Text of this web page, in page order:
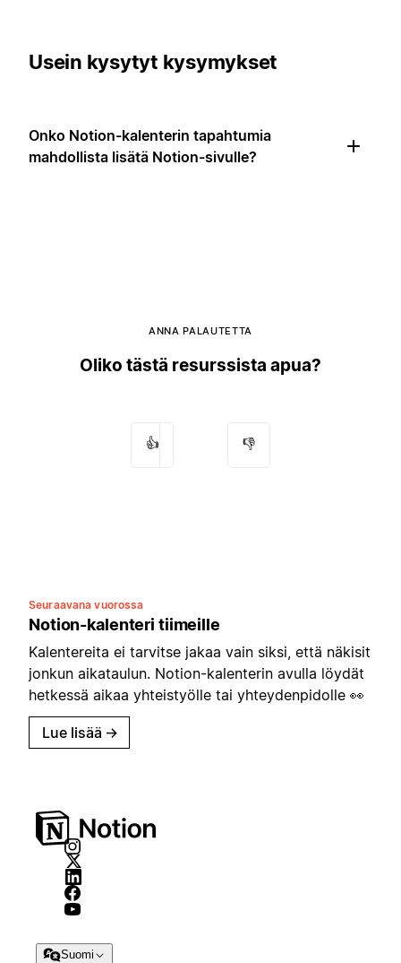
Usein kysytyt kysymykset
Onko Notion-kalenterin tapahtumia
mahdollista lisätä Notion-sivulle?
ANNA PALAUTETTA
Oliko tästä resurssista apua?
👍 👎
Seuraavana vuorossa
Notion-kalenteri tiimeille
Kalentereita ei tarvitse jakaa vain siksi, että näkisit
jonkun aikataulun. Notion-kalenterin avulla löydät
hetkessä aikaa yhteistyölle tai yhteydenpidolle 👀
Lue lisää →
Suomi